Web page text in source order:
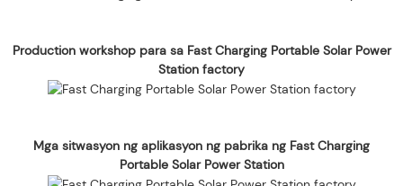
Production workshop para sa Fast Charging Portable Solar Power
Station factory
Mga sitwasyon ng aplikasyon ng pabrika ng Fast Charging
Portable Solar Power Station